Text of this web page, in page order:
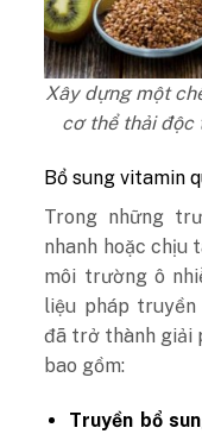
Xây dựng một
cơ thể thải độc
Bổ sung vitamin
Trong những
nhanh hoặc chịu
môi trường ô
liệu pháp
đã trở thành giải
bao gồm:
Truyền bổ